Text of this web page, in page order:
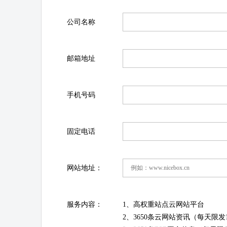
公司名称
邮箱地址
手机号码
固定电话
网站地址：
服务内容：
1、高权重站点云网站平台
2、3650条云网站资讯（每天限发